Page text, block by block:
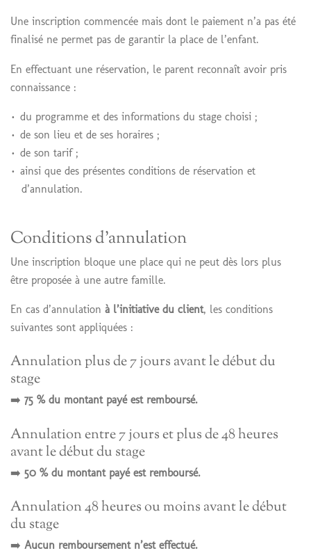
Une inscription commencée mais dont le paiement n’a pas été
finalisé ne permet pas de garantir la place de l’enfant.
En effectuant une réservation, le parent reconnaît avoir pris
connaissance :
du programme et des informations du stage choisi ;
de son lieu et de ses horaires ;
de son tarif ;
ainsi que des présentes conditions de réservation et
d’annulation.
Conditions d’annulation
Une inscription bloque une place qui ne peut dès lors plus
être proposée à une autre famille.
En cas d’annulation à l’initiative du client, les conditions
suivantes sont appliquées :
Annulation plus de 7 jours avant le début du
stage
➡️ 75 % du montant payé est remboursé.
Annulation entre 7 jours et plus de 48 heures
avant le début du stage
➡️ 50 % du montant payé est remboursé.
Annulation 48 heures ou moins avant le début
du stage
➡️ Aucun remboursement n’est effectué.